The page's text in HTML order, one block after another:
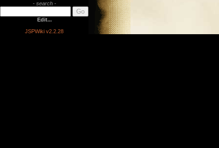
- search -
Edit...
JSPWiki v2.2.28